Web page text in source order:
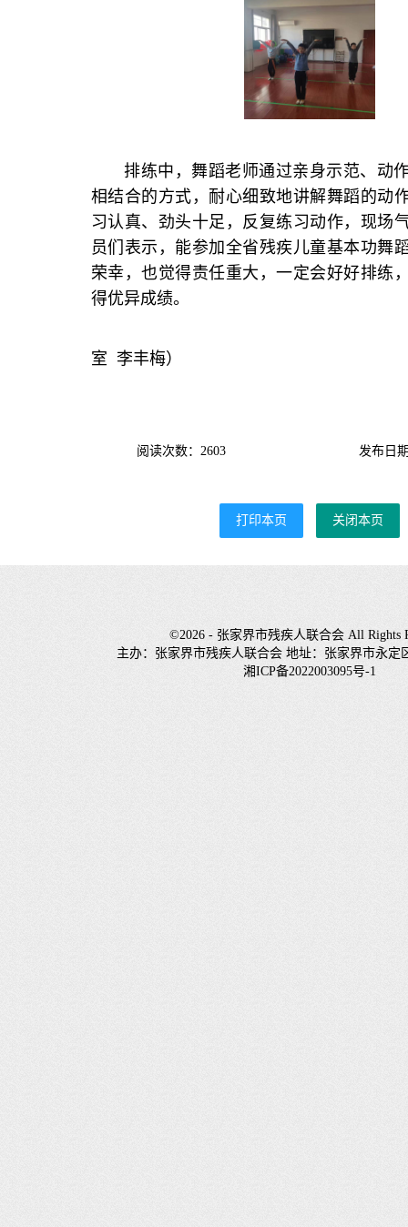
排练中，舞蹈老师通过亲身示范、动
相结合的方式，耐心细致地讲解舞蹈的动
习认真、劲头十足，反复练习动作，现场
员们表示，能参加全省残疾儿童基本功舞
荣幸，也觉得责任重大，一定会好好排练
得优异成绩。
室 李丰梅）
阅读次数：2603 发布日
打印本页 关闭本页
©2026 - 张家界市残疾人联合会 All Rights
主办：张家界市残疾人联合会 地址：张家界市永定
湘ICP备2022003095号-1